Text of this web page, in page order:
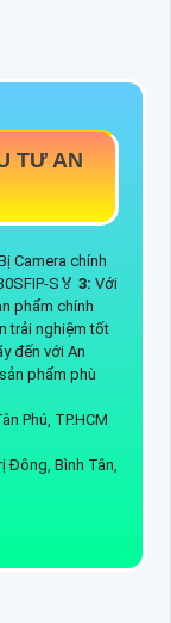
TƯ AN
Camera chính
S️🏅 3: Với
phẩm chính
trải nghiệm tốt
đến với An
phẩm phù
Phú, TP.HCM
Đông, Bình Tân,